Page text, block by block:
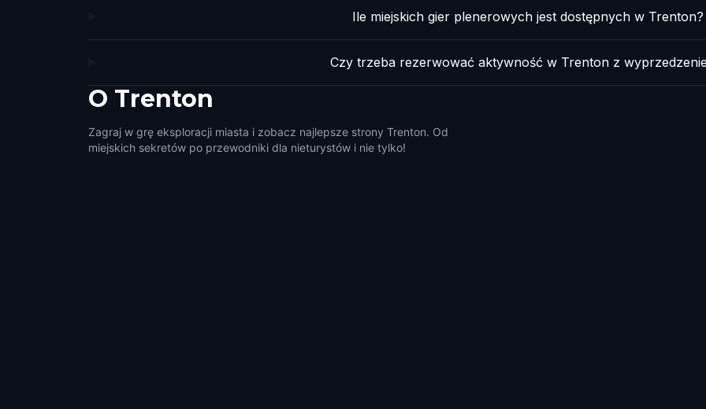
Ile miejskich gier plenerowych jest dostępnych w Trenton?
Czy trzeba rezerwować aktywność w Trenton z
O Trenton
Zagraj w grę eksploracji miasta i zobacz najlepsze strony Trenton. Od
miejskich sekretów po przewodniki dla nieturystów i nie tylko!